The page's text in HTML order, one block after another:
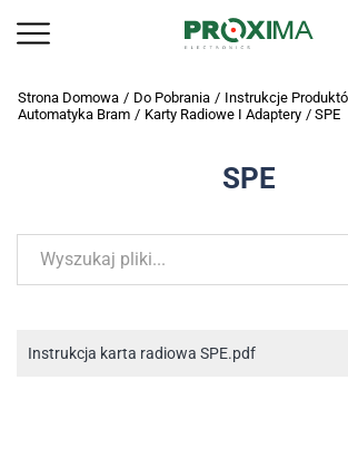
Strona Domowa / Do Pobrania / Instrukcje
Automatyka Bram / Karty Radiowe I Adaptery / SPE
SPE
Instrukcja karta radiowa SPE.pdf